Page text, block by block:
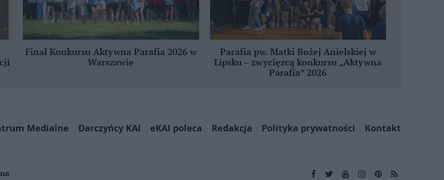
Finał Konkursu Aktywna Parafia 2026 w
Warszawie
Parafia pw. Matki Bożej Anielskiej w
Lipsku – zwycięzcą konkursu „Aktywna
Parafia” 2026
Medialne Darczyńcy KAI eKAI poleca Redakcja Polityka prywatności Kontakt